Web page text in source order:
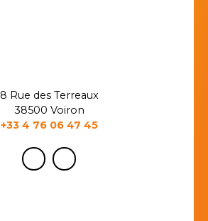
8 Rue des Terreaux
38500 Voiron
+33 4 76 06 47 45